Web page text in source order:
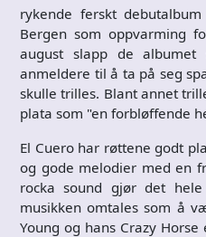
rykende ferskt
Bergen som oppvarming
august slapp de
anmeldere til å ta på seg
skulle trilles. Blant annet
plata som "en forbløffende
El Cuero har røttene godt
og gode melodier med en
rocka sound gjør det
musikken omtales som å
Young og hans Crazy